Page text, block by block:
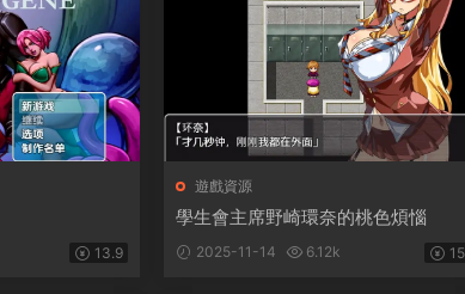
13.9
遊戲資源
學生會主席野崎環奈的桃色煩惱
2025-11-14 6.12k 15